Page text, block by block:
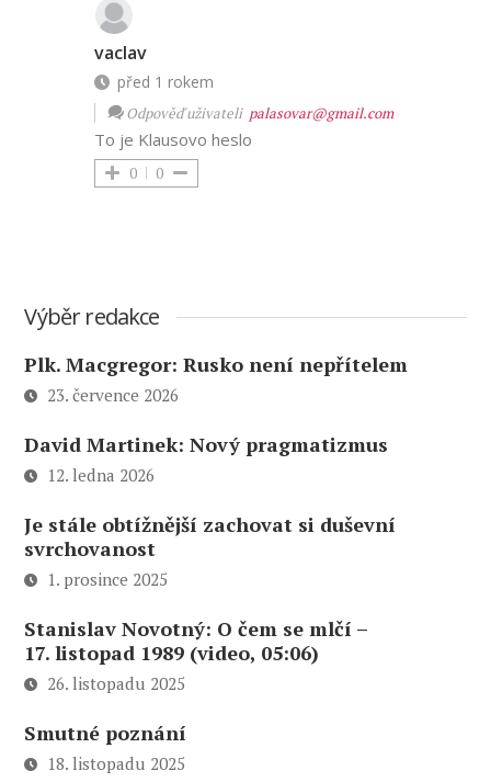
vaclav
před 1 rokem
Odpověď uživateli palasovar@gmail.com
To je Klausovo heslo
0 0
Výběr redakce
Plk. Macgregor: Rusko není nepřítelem
23. července 2026
David Martinek: Nový pragmatizmus
12. ledna 2026
Je stále obtížnější zachovat si duševní
svrchovanost
1. prosince 2025
Stanislav Novotný: O čem se mlčí –
17. listopad 1989 (video, 05:06)
26. listopadu 2025
Smutné poznání
18. listopadu 2025